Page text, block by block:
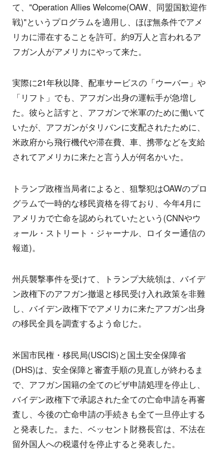
て、"Operation Allies Welcome(OAW、同盟国歓迎作
戦)"というプログラムを適用し、ほぼ無条件でアメ
リカに滞在することを許可。約9万人と言われるア
フガン人がアメリカにやって来た。
実際に21年秋以降、配車サービスの「ウーバー」や
「リフト」でも、アフガン出身の運転手が急増し
た。彼らと話すと、アフガンで米軍のために働いて
いたが、アフガンがタリバンに支配されたために、
米政府から飛行機代や滞在費、車、携帯などを支給
されてアメリカに来たと言う人が何名かいた。
トランプ政権当局者によると、狙撃犯はOAWのプロ
グラムで一時的な移民資格を得ており、今年4月に
アメリカで亡命を認められていたという(CNNやウ
ォール・ストリート・ジャーナル、ロイター通信の
報道)。
州兵襲撃事件を受けて、トランプ大統領は、バイデ
ン政権下のアフガン撤退と移民受け入れ政策を非難
し、バイデン政権下でアメリカに来たアフガン出身
の移民全員を調査するよう命じた。
米国市民権・移民局(USCIS)と国土安全保障省
(DHS)は、安全保障と審査手順の見直しが終わるま
で、アフガン国籍の全てのビザ申請処理を停止し、
バイデン政権下で承認された全ての亡命申請を再審
査し、今後の亡命申請の手続きも全て一旦停止する
と発表した。また、ベッセント財務長官は、不法在
留外国人への税還付を停止すると発表した。